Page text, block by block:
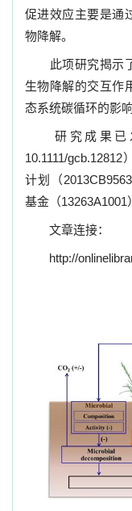
促进效应主要是通
物降解。
此项研究揭示
生物降解的交互作
态系统碳循环的影响
研究成果已
10.1111/gcb.12812
计划（
基金（13263A1001
文章连接：
http://